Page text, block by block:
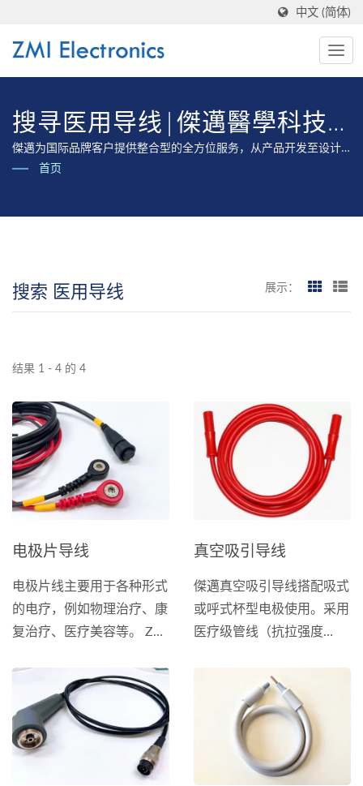
中文 (简体)
搜寻医用导线|傑邁醫學科技
股份有限公司
傑邁为国际品牌客户提供整合型的全方位服务，从产品开发至设计
制造、提供产品完整法规验证至取得各国医疗器材认证的全方位专
首页
搜索 医用导线 展示：
结果 1 - 4 的 4
电极片导线
电极片线主要用于各种形式
的电疗，例如物理治疗、康
复治疗、医疗美容等。 ZMI
线，可搭配不同种类的电极
片和电刺仪器，以满足您的
需求。
真空吸引导线
傑邁真空吸引导线搭配吸式
或呼式杯型电极使用。采用
医疗级管线（抗拉强度
上），保证其可靠性和耐用